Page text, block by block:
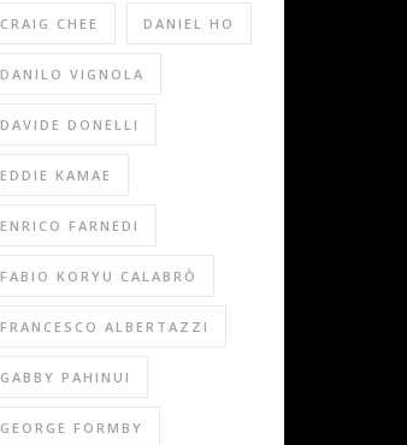
CRAIG CHEE DANIEL HO
DANILO VIGNOLA
DAVIDE DONELLI
EDDIE KAMAE
ENRICO FARNEDI
FABIO KORYU CALABRÒ
FRANCESCO ALBERTAZZI
GABBY PAHINUI
GEORGE FORMBY